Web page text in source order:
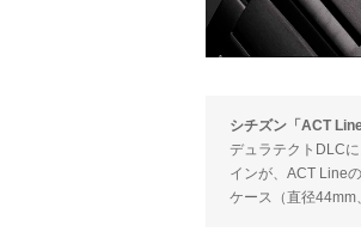
シチズン「ACT
デュラテクトDLC
インが、ACT Line
ケース（直径44mm